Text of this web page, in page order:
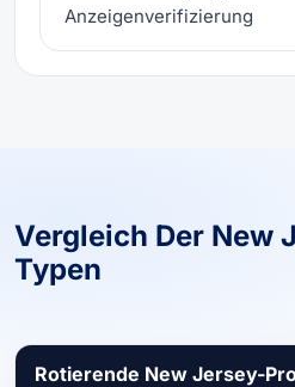
Anzeigenverifizierung
Vergleich Der New
Typen
Rotierende New Jersey-